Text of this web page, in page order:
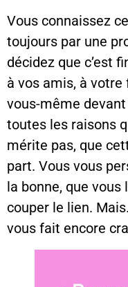
Vous connaissez
toujours par une
décidez que c’est
à vos amis, à
vous-même
toutes les raisons
mérite pas, que
part. Vous vous
la bonne, que
couper le lien.
vous fait encore